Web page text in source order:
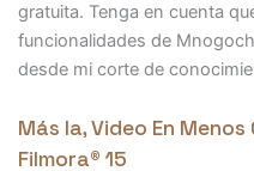
gratuita. Tenga en cuenta
funcionalidades de
desde mi corte de
Más Ia, Video En
Filmora® 15